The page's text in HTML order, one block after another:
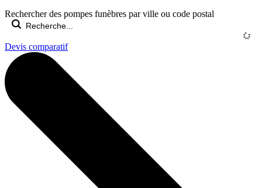
Rechercher des pompes funèbres par ville ou code postal
Devis comparatif